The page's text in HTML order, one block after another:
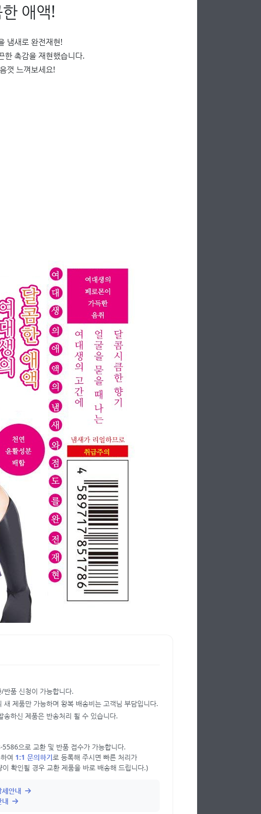
애액!
냄새로 완전재현!
한 촉감을 재현했습니다.
껏 느껴보세요!
반품 신청이 가능합니다.
새 제품만 가능하며 왕복 배송비는 고객님 부담입니다.
송하신 제품은 반송처리 될 수 있습니다.
으로 교환 및 반품 접수가 가능합니다.
여 1:1 문의하기로 등록해 주시면 빠른 처리가
확인될 경우 교환 제품을 바로 배송해 드립니다.)
안내